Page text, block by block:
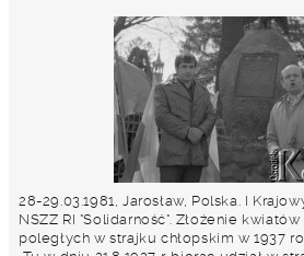
28-29.03.1981, Jarosław, Polska. I
NSZZ RI "Solidarność". Złożenie
poległych w strajku chłopskim w 1937